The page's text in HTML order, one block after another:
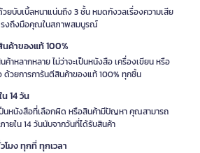
ยบับเบิ้ลหนาแน่นถึง 3 ชั้น หมดกังวลเรื่องความเสีย
รงถึงมือคุณในสภาพสมบูรณ์
ค้าของแท้ 100%
าหลากหลาย ไม่ว่าจะเป็นหนังสือ เครื่องเขียน หรือ
ด้วยการการันตีสินค้าของแท้ 100% ทุกชิ้น
14 วัน
ป็นหนังสือที่เลือกผิด หรือสินค้ามีปัญหา คุณสามารถ
ยใน 14 วันนับจากวันที่ได้รับสินค้า
มง ทุกที่ ทุกเวลา